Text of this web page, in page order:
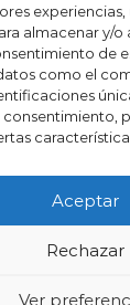
almacenar y/
de
como el
consentimiento,
Aceptar
Rechazar
Ver
una compra
de lo que
con la
©